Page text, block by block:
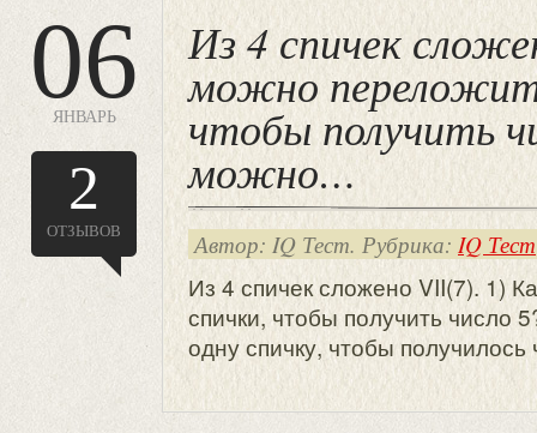
06
ЯНВАРЬ
2
ОТЗЫВОВ
Из 4 спичек
можно
чтобы получить
можно…
Автор: IQ Тест. Рубрика: IQ Тест
Из 4 спичек сложено VII(7). 1)
спички, чтобы получить число
одну спичку, чтобы получилось